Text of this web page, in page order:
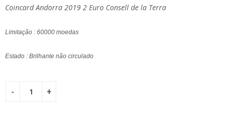
Coincard Andorra 2019 2 Euro Consell de la Terra
Limitação : 60000 moedas
Estado : Brilhante não circulado